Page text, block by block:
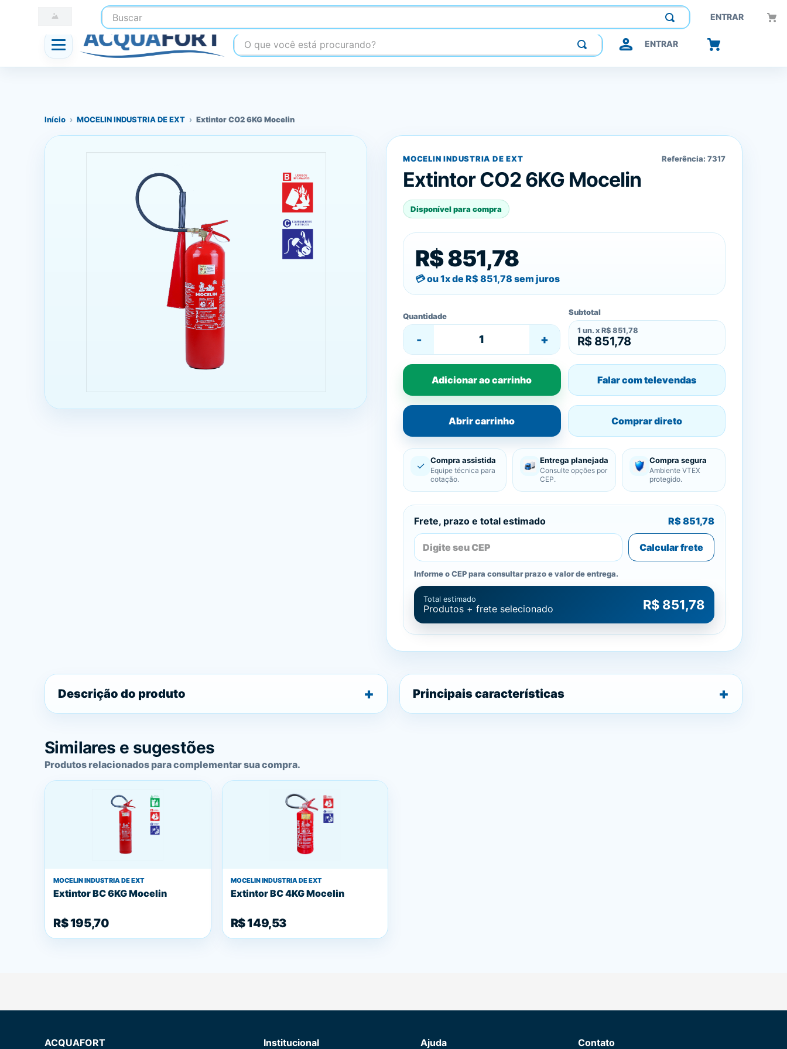
Buscar ENTRAR
☎ (41) 3247-1199 Construindo confiança, inovando o futuro.
O que você está procurando? ENTRAR
Início › MOCELIN INDUSTRIA DE EXT › Extintor CO2 6KG Mocelin
MOCELIN INDUSTRIA DE EXT Referência: 7317
Extintor CO2 6KG Mocelin
Disponível para compra
R$ 851,78
ou 1x de R$ 851,78 sem juros
Quantidade
- +
Subtotal
1 un. x R$ 851,78
R$ 851,78
Adicionar ao carrinho Falar com televendas
Abrir carrinho Comprar direto
✓ Compra assistida
Equipe técnica para
cotação.
Entrega planejada
Consulte opções por
CEP.
Compra segura
Ambiente VTEX
protegido.
Frete, prazo e total estimado R$ 851,78
Calcular frete
Informe o CEP para consultar prazo e valor de entrega.
Total estimado
Produtos + frete selecionado R$ 851,78
Descrição do produto Principais características
Similares e sugestões
Produtos relacionados para complementar sua compra.
MOCELIN INDUSTRIA DE EXT
Extintor BC 6KG Mocelin
R$ 195,70
MOCELIN INDUSTRIA DE EXT
Extintor BC 4KG Mocelin
R$ 149,53
ACQUAFORT Institucional Ajuda Contato